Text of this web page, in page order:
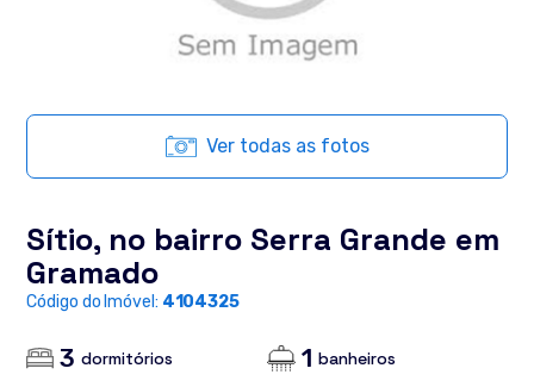
Ver todas as fotos
Sítio, no bairro Serra Grande em
Gramado
Código do Imóvel: 4104325
3 dormitórios 1 banheiros